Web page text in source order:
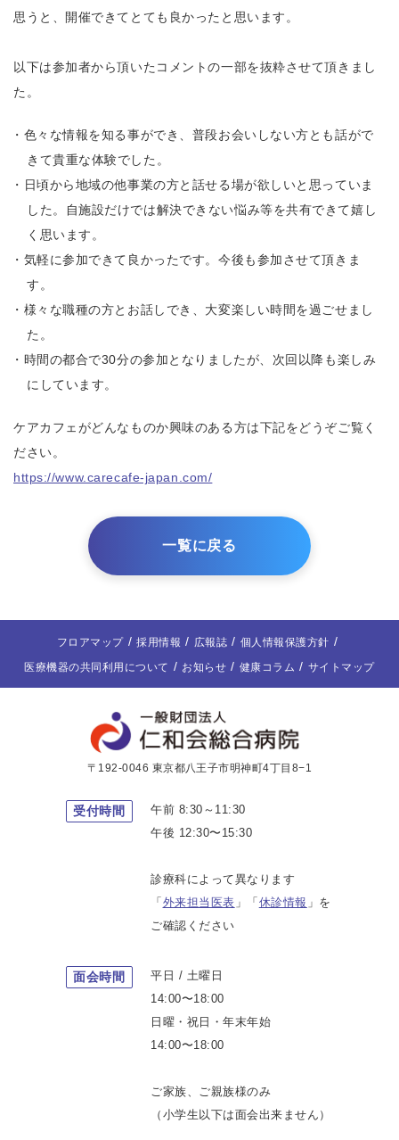
思うと、開催できてとても良かったと思います。
以下は参加者から頂いたコメントの一部を抜粋させて頂きまし
た。
色々な情報を知る事ができ、普段お会いしない方とも話がで
きて貴重な体験でした。
日頃から地域の他事業の方と話せる場が欲しいと思っていま
した。自施設だけでは解決できない悩み等を共有できて嬉し
く思います。
気軽に参加できて良かったです。今後も参加させて頂きま
す。
様々な職種の方とお話しでき、大変楽しい時間を過ごせまし
た。
時間の都合で30分の参加となりましたが、次回以降も楽しみ
にしています。
ケアカフェがどんなものか興味のある方は下記をどうぞご覧く
ださい。
https://www.carecafe-japan.com/
一覧に戻る
フロアマップ 採用情報 広報誌
個人情報保護方針
医療機器の共同利用について
お知らせ 健康コラム サイトマップ
〒192-0046 東京都八王子市明神町4丁目8−1
受付時間
午前 8:30～11:30
午後 12:30〜15:30
診療科によって異なります
「 外来担当医表 」「 休診情報 」を
ご確認ください
面会時間
平日 / 土曜日
14:00〜18:00
日曜・祝日・年末年始
14:00〜18:00
ご家族、ご親族様のみ
（小学生以下は面会出来ません）